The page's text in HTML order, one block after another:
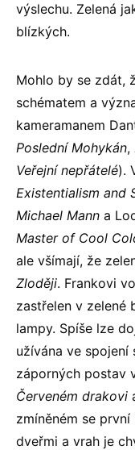
výslechu. Zelená
blízkých.
Mohlo by se zdát,
schématem a
kameramanem
Poslední Mohykán,
Veřejní nepřátelé).
Existentialism and
Michael Mann a
Master of Cool
ale všímají, že
Zloději. Frankovi
zastřelen v zelené
lampy. Spíše lze
užívána ve
záporných postav
Červeném drakovi
zmíněném se
dveřmi a vrah je